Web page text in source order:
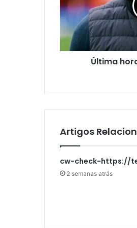
Última
Artigos
cw-check-https://
2 semanas atrás